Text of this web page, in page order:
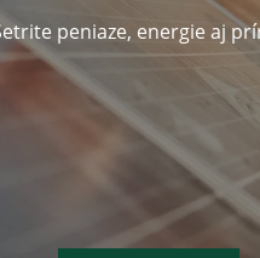
peniaze, energie aj